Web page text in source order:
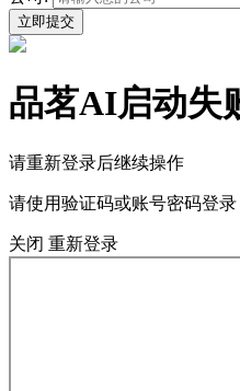
立即提交
品茗AI启动失
请重新登录后继续操作
请使用验证码或账号密码登录
关闭 重新登录